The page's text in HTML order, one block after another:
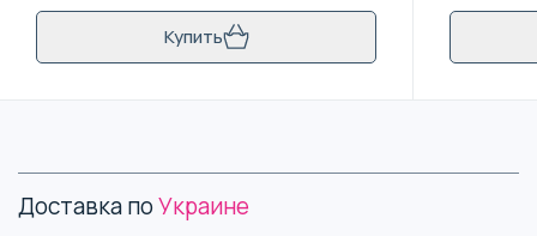
Купить
Доставка поУкраине